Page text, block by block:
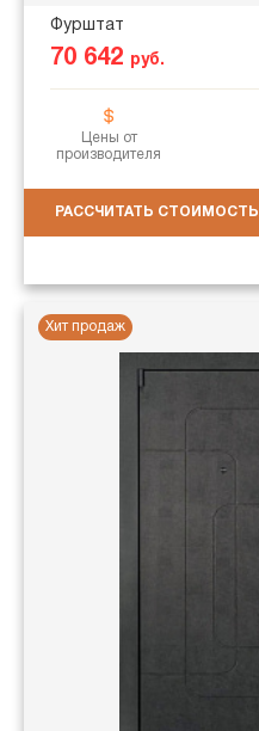
Фурштат
70 642 руб.
Цены от
производителя
РАССЧИТАТЬ СТОИМОСТЬ
Хит продаж